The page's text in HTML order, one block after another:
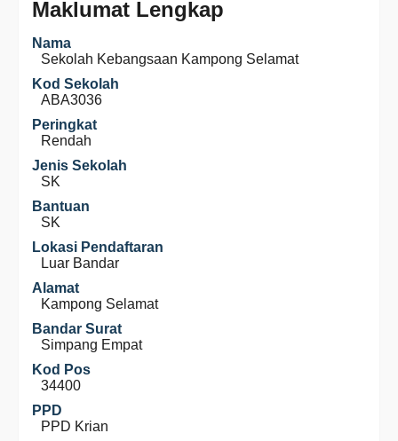
Maklumat Lengkap
Nama
Sekolah Kebangsaan Kampong Selamat
Kod Sekolah
ABA3036
Peringkat
Rendah
Jenis Sekolah
SK
Bantuan
SK
Lokasi Pendaftaran
Luar Bandar
Alamat
Kampong Selamat
Bandar Surat
Simpang Empat
Kod Pos
34400
PPD
PPD Krian